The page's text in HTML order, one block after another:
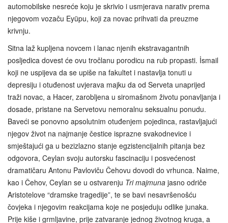
automobilske nesreće koju je skrivio i usmjerava narativ prema
njegovom vozaču Eyüpu, koji za novac prihvati da preuzme
krivnju.
Sitna laž kupljena novcem i lanac njenih ekstravagantnih
posljedica dovest će ovu tročlanu porodicu na rub propasti. İsmail
koji ne uspijeva da se upiše na fakultet i nastavlja tonuti u
depresiju i otuđenost uvjerava majku da od Serveta unaprijed
traži novac, a Hacer, zarobljena u siromašnom životu ponavljanja i
dosade, pristane na Servetovu nemoralnu seksualnu ponudu.
Baveći se ponovno apsolutnim otuđenjem pojedinca, rastavljajući
njegov život na najmanje čestice isprazne svakodnevice i
smještajući ga u bezizlazno stanje egzistencijalnih pitanja bez
odgovora, Ceylan svoju autorsku fascinaciju i posvećenost
dramatičaru Antonu Pavloviču Čehovu dovodi do vrhunca. Naime,
kao i Čehov, Ceylan se u ostvarenju Tri majmuna jasno odriče
Aristotelove “dramske tragedije”, te se bavi nesavršenošću
čovjeka i njegovim reakcijama koje ne posjeduju odlike junaka.
Prije kiše i grmljavine, prije zatvaranje jednog životnog kruga, a